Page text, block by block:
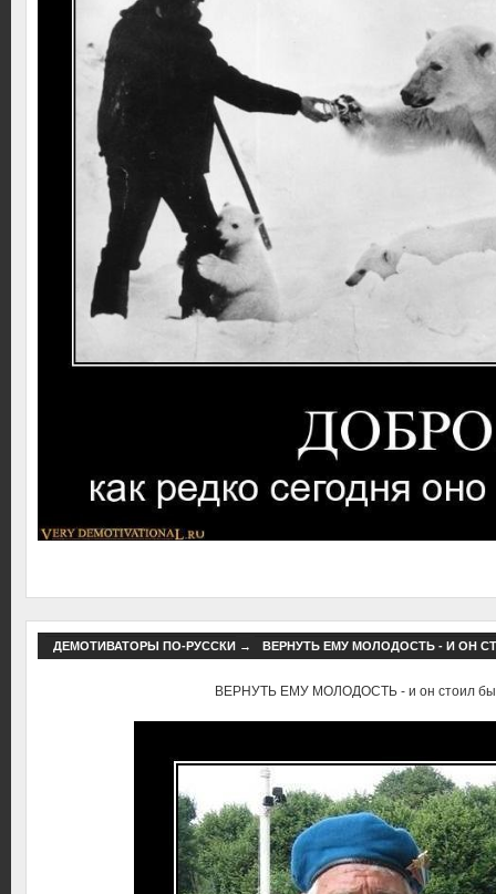
ДЕМОТИВАТОРЫ ПО-РУССКИ→ ВЕРНУТЬ ЕМУ МОЛОДОСТЬ - И ОН
ВЕРНУТЬ ЕМУ МОЛОДОСТЬ - и он стоил бы